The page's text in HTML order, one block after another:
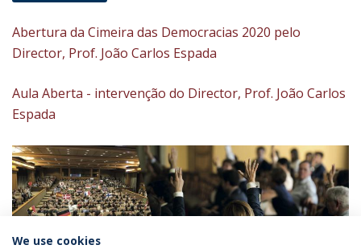
Abertura da Cimeira das Democracias 2020 pelo
Director, Prof. João Carlos Espada
Aula Aberta - intervenção do Director, Prof. João Carlos
Espada
We use cookies